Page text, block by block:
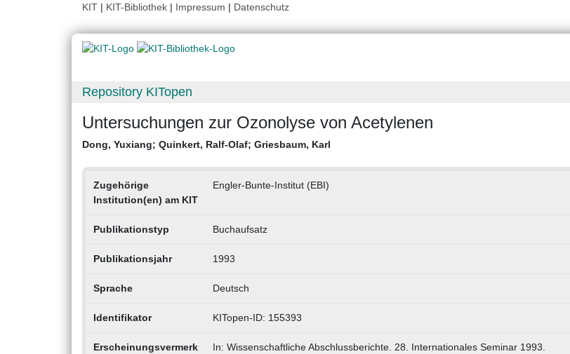
KIT | KIT-Bibliothek | Impressum | Datenschutz
Repository KITopen
Untersuchungen zur Ozonolyse von Acetylenen
Dong, Yuxiang; Quinkert, Ralf-Olaf; Griesbaum, Karl
Zugehörige
Institution(en) am KIT
Engler-Bunte-Institut (EBI)
Publikationstyp Buchaufsatz
Publikationsjahr 1993
Sprache Deutsch
Identifikator KITopen-ID: 155393
Erscheinungsvermerk
In: Wissenschaftliche Abschlussberichte. 28. Internationales Seminar 1993.